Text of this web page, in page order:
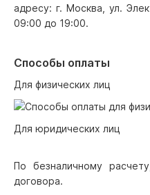
адресу: г. Москва, ул.
09:00 до 19:00.
Способы оплаты
Для физических лиц
Для юридических лиц
По безналичному
договора.